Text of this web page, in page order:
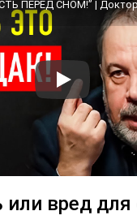
или вред